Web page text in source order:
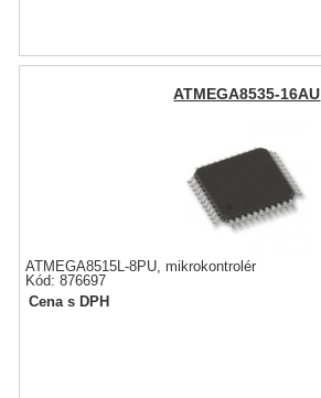
ATMEGA8535-16AU
ATMEGA8515L-8PU, mikrokontrolér
Kód: 876697
Cena s DPH